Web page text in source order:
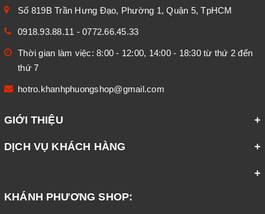
Số 819B Trần Hưng Đạo, Phường 1, Quận 5, TpHCM
0918.93.88.11 - 0772.66.45.33
Thời gian làm việc: 8:00 - 12:00, 14:00 - 18:30 từ thứ 2 đến
thứ 7
hotro.khanhphuongshop@gmail.com
GIỚI THIỆU
DỊCH VỤ KHÁCH HÀNG
KHÁNH PHƯƠNG SHOP: